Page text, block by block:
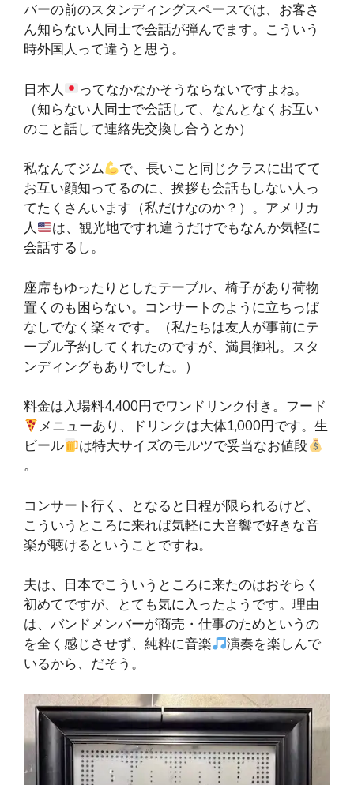
バーの前のスタンディングスペースでは、お客さ
ん知らない人同士で会話が弾んでます。こういう
時外国人って違うと思う。
日本人
ってなかなかそうならないですよね。
（知らない人同士で会話して、なんとなくお互い
のこと話して連絡先交換し合うとか）
私なんてジム
で、長いこと同じクラスに出てて
お互い顔知ってるのに、挨拶も会話もしない人っ
てたくさんいます（私だけなのか？）。アメリカ
人
は、観光地ですれ違うだけでもなんか気軽に
会話するし。
座席もゆったりとしたテーブル、椅子があり荷物
置くのも困らない。コンサートのように立ちっぱ
なしでなく楽々です。（私たちは友人が事前にテ
ーブル予約してくれたのですが、満員御礼。スタ
ンディングもありでした。）
料金は入場料4,400円でワンドリンク付き。フード
メニューあり、ドリンクは大体1,000円です。生
ビール
は特大サイズのモルツで妥当なお値段
。
コンサート行く、となると日程が限られるけど、
こういうところに来れば気軽に大音響で好きな音
楽が聴けるということですね。
夫は、日本でこういうところに来たのはおそらく
初めてですが、とても気に入ったようです。理由
は、バンドメンバーが商売・仕事のためというの
を全く感じさせず、純粋に音楽
演奏を楽しんで
いるから、だそう。